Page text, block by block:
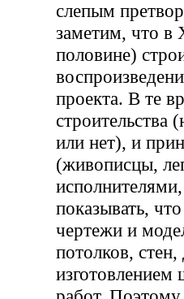
слепым
заметим, что в
половине)
проекта. В те
строительства
или нет), и
(живописцы,
показывать,
чертежи и
потолков,
изготовлением